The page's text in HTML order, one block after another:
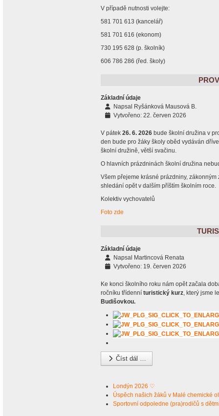
V případě nutnosti volejte:
581 701 613 (kancelář)
581 701 616 (ekonom)
730 195 628 (p. školník)
606 786 286 (řed. školy)
Základní údaje
Napsal Ryšánková Mausová B.
Vytvořeno: 22. červen 2026
V pátek 26. 6. 2026bude školní družina v
den bude pro žáky školy oběd vydáván
školní družině, větší svačinu.
O hlavních prázdninách školní družina
Všem přejeme krásné prázdniny,
shledání opět v dalším příštím školním roce.
Kolektiv vychovatelů
Foto zde
Základní údaje
Napsal Martincová Renata
Vytvořeno: 19. červen 2026
Ke konci školního roku nám opět začala
ročníku třídenní turistický kurz, který jsme
Budišovkou.
Číst dál …
Londýn 2026 ♡
Úspěch našich žáků v Malé chemické
Sportovní odpoledne (pra)rodičů s